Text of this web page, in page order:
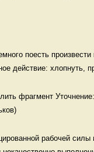
поесть произвести
действие: хлопнуть,
фрагмент
рабочей силы